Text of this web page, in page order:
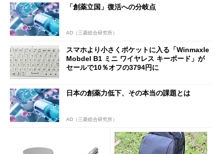
た
「創薬立国」復活への分岐点
AD（三菱総合研究所）
スマホより小さくポケットに入る「Winmaxle
Mobdel B1 ミニ ワイヤレス キーボード」が
セールで10％オフの3794円に
日本の創薬力低下、その本当の課題とは
AD（三菱総合研究所）